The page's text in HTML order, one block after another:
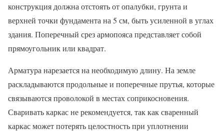
конструкция должна отстоять от опалубки, грунта и
верхней точки фундамента на 5 см, быть усиленной в углах
здания. Поперечный срез армопояса представляет собой
прямоугольник или квадрат.
Арматура нарезается на необходимую длину. На земле
раскладываются продольные и поперечные прутья, которые
связываются проволокой в местах соприкосновения.
Сваривать каркас не рекомендуется, так как сваренный
каркас может потерять целостность при уплотнении